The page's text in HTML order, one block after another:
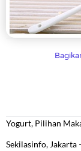
Yogurt, Pilihan
Sekilasinfo, Jakarta